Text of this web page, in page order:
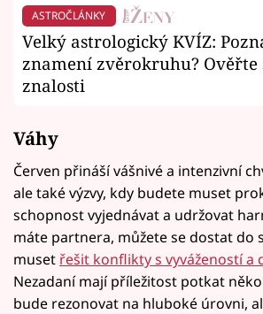
ASTROČLÁNKY
Velký astrologický KVÍZ:
znamení zvěrokruhu? Ověřte
znalosti
Váhy
Červen přináší vášnivé a intenzivní
ale také výzvy, kdy budete muset
schopnost vyjednávat a udržovat
máte partnera, můžete se dostat do
muset řešit konflikty s vyvážeností a
Nezadaní mají příležitost potkat
bude rezonovat na hluboké úrovni,